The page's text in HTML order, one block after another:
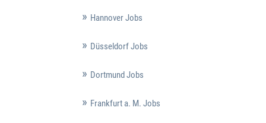
Hannover Jobs
Düsseldorf Jobs
Dortmund Jobs
Frankfurt a. M. Jobs